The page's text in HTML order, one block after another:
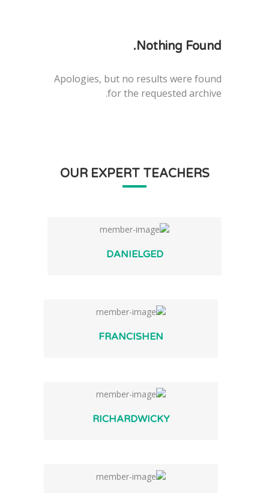
Nothing Found.
Apologies, but no results were found
for the requested archive.
OUR EXPERT TEACHERS
DANIELGED
FRANCISHEN
RICHARDWICKY